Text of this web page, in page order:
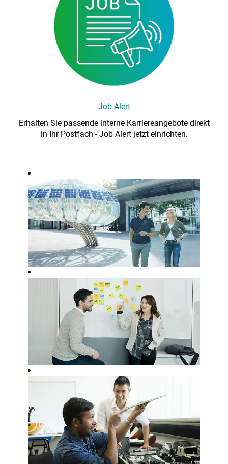
Job Alert
Erhalten Sie passende interne Karriereangebote direkt
in Ihr Postfach - Job Alert jetzt einrichten.